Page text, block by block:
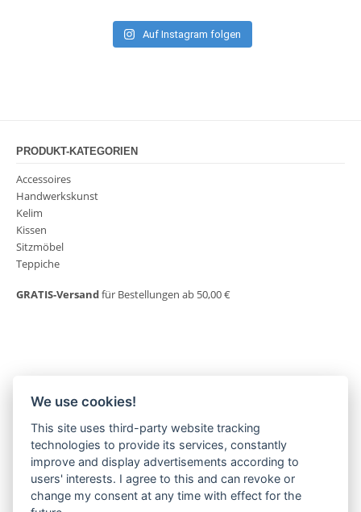
Auf Instagram folgen
PRODUKT-KATEGORIEN
Accessoires
Handwerkskunst
Kelim
Kissen
Sitzmöbel
Teppiche
GRATIS-Versandfür Bestellungen ab 50,00 €
MORGENLAND-BAZAR
Herderstraße 2
22085 Hamburg
+49(0)40 18 033 286
info@morgenland-bazar.de
We use cookies!
This site uses third-party website tracking
technologies to provide its services, constantly
improve and display advertisements according to
users' interests. I agree to this and can revoke or
change my consent at any time with effect for the